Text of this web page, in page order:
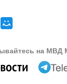
на МВД